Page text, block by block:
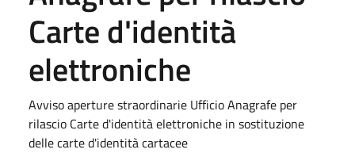
Carte d'identità
elettroniche
Avviso aperture straordinarie Ufficio Anagrafe per
rilascio Carte d'identità elettroniche in sostituzione
delle carte d'identità cartacee